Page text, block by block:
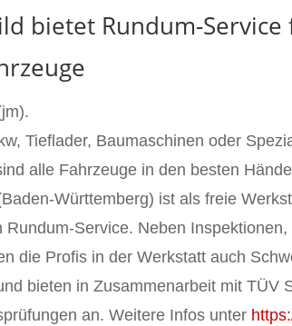
bietet Rundum-
Tieflader, Baumaschinen oder
alle Fahrzeuge in den besten
Württemberg) ist als freie
Rundum-Service. Neben
die Profis in der Werkstatt auch
bieten in Zusammenarbeit mit TÜV
an. Weitere Infos unter